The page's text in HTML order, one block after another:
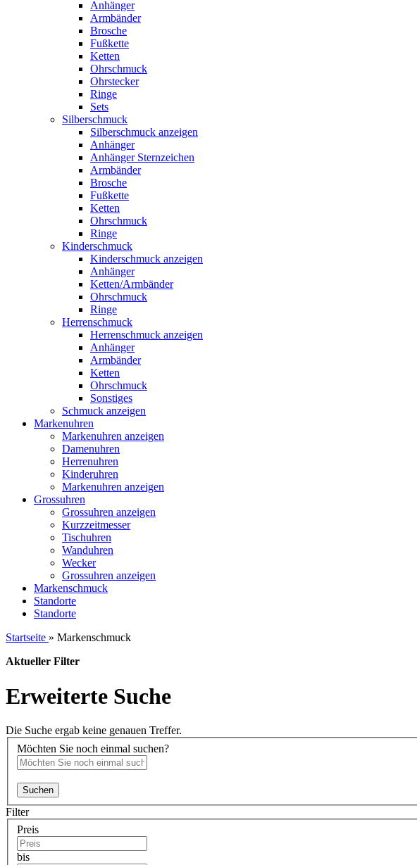
Anhänger
Armbänder
Brosche
Fußkette
Ketten
Ohrschmuck
Ohrstecker
Ringe
Sets
Silberschmuck
Silberschmuck anzeigen
Anhänger
Anhänger Sternzeichen
Armbänder
Brosche
Fußkette
Ketten
Ohrschmuck
Ringe
Kinderschmuck
Kinderschmuck anzeigen
Anhänger
Ketten/Armbänder
Ohrschmuck
Ringe
Herrenschmuck
Herrenschmuck anzeigen
Anhänger
Armbänder
Ketten
Ohrschmuck
Sonstiges
Schmuck anzeigen
Markenuhren
Markenuhren anzeigen
Damenuhren
Herrenuhren
Kinderuhren
Markenuhren anzeigen
Grossuhren
Grossuhren anzeigen
Kurzzeitmesser
Tischuhren
Wanduhren
Wecker
Grossuhren anzeigen
Markenschmuck
Standorte
Standorte
Startseite » Markenschmuck
Aktueller Filter
Erweiterte Suche
Die Suche ergab keine genauen Treffer.
Möchten Sie noch einmal suchen?
Suchen
Filter
Preis
bis